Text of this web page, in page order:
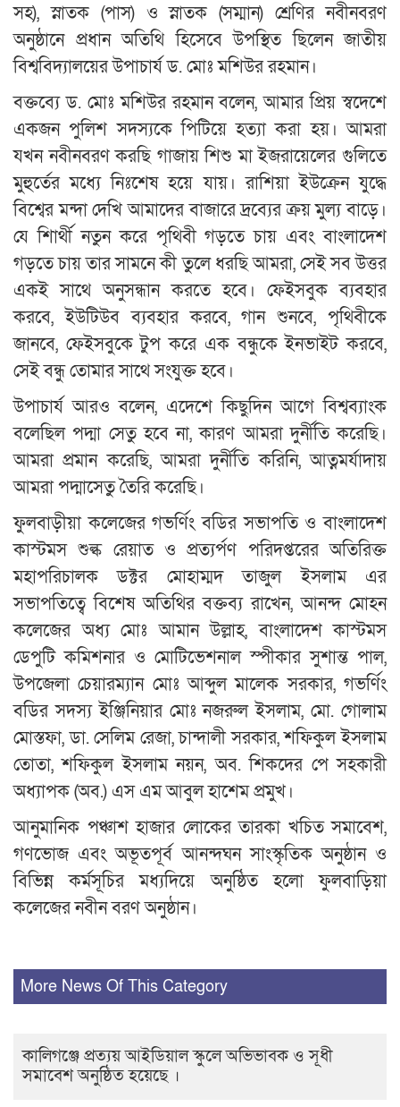
সহ), স্নাতক (পাস) ও স্নাতক (সম্মান) শ্রেণির নবীনবরণ
অনুষ্ঠানে প্রধান অতিথি হিসেবে উপস্থিত ছিলেন জাতীয়
বিশ্ববিদ্যালয়ের উপাচার্য ড. মোঃ মশিউর রহমান।
বক্তব্যে ড. মোঃ মশিউর রহমান বলেন, আমার প্রিয় স্বদেশে
একজন পুলিশ সদস্যকে পিটিয়ে হত্যা করা হয়। আমরা
যখন নবীনবরণ করছি গাজায় শিশু মা ইজরায়েলের গুলিতে
মুহুর্তের মধ্যে নিঃশেষ হয়ে যায়। রাশিয়া ইউক্রেন যুদ্ধে
বিশ্বের মন্দা দেখি আমাদের বাজারে দ্রব্যের ক্রয় মুল্য বাড়ে।
যে শিার্থী নতুন করে পৃথিবী গড়তে চায় এবং বাংলাদেশ
গড়তে চায় তার সামনে কী তুলে ধরছি আমরা, সেই সব উত্তর
একই সাথে অনুসন্ধান করতে হবে। ফেইসবুক ব্যবহার
করবে, ইউটিউব ব্যবহার করবে, গান শুনবে, পৃথিবীকে
জানবে, ফেইসবুকে টুপ করে এক বন্ধুকে ইনভাইট করবে,
সেই বন্ধু তোমার সাথে সংযুক্ত হবে।
উপাচার্য আরও বলেন, এদেশে কিছুদিন আগে বিশ্বব্যাংক
বলেছিল পদ্মা সেতু হবে না, কারণ আমরা দুর্নীতি করেছি।
আমরা প্রমান করেছি, আমরা দুর্নীতি করিনি, আত্নমর্যাদায়
আমরা পদ্মাসেতু তৈরি করেছি।
ফুলবাড়ীয়া কলেজের গভর্ণিং বডির সভাপতি ও বাংলাদেশ
কাস্টমস শুল্ক রেয়াত ও প্রত্যর্পণ পরিদপ্তরের অতিরিক্ত
মহাপরিচালক ডক্টর মোহাম্মদ তাজুল ইসলাম এর
সভাপতিত্বে বিশেষ অতিথির বক্তব্য রাখেন, আনন্দ মোহন
কলেজের অধ্য মোঃ আমান উল্লাহ, বাংলাদেশ কাস্টমস
ডেপুটি কমিশনার ও মোটিভেশনাল স্পীকার সুশান্ত পাল,
উপজেলা চেয়ারম্যান মোঃ আব্দুল মালেক সরকার, গভর্ণিং
বডির সদস্য ইঞ্জিনিয়ার মোঃ নজরুল ইসলাম, মো. গোলাম
মোস্তফা, ডা. সেলিম রেজা, চান্দালী সরকার, শফিকুল ইসলাম
তোতা, শফিকুল ইসলাম নয়ন, অব. শিকদের পে সহকারী
অধ্যাপক (অব.) এস এম আবুল হাশেম প্রমুখ।
আনুমানিক পঞ্চাশ হাজার লোকের তারকা খচিত সমাবেশ,
গণভোজ এবং অভূতপূর্ব আনন্দঘন সাংস্কৃতিক অনুষ্ঠান ও
বিভিন্ন কর্মসূচির মধ্যদিয়ে অনুষ্ঠিত হলো ফুলবাড়িয়া
কলেজের নবীন বরণ অনুষ্ঠান।
More News Of This Category
কালিগঞ্জে প্রত্যয় আইডিয়াল স্কুলে অভিভাবক ও সূধী
সমাবেশ অনুষ্ঠিত হয়েছে ।